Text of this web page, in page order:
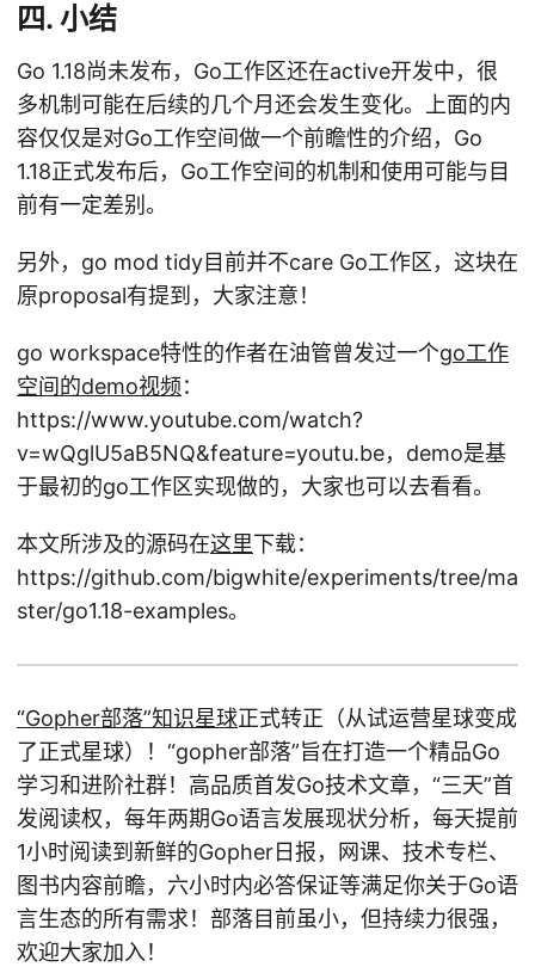
四. 小结
Go 1.18尚未发布，Go工作区还在active开发中，很
多机制可能在后续的几个月还会发生变化。上面的内
容仅仅是对Go工作空间做一个前瞻性的介绍，Go
1.18正式发布后，Go工作空间的机制和使用可能与目
前有一定差别。
另外，go mod tidy目前并不care Go工作区，这块在
原proposal有提到，大家注意！
go workspace特性的作者在油管曾发过一个go工作
空间的demo视频：
https://www.youtube.com/watch?
v=wQglU5aB5NQ&feature=youtu.be，demo是基
于最初的go工作区实现做的，大家也可以去看看。
本文所涉及的源码在这里下载：
https://github.com/bigwhite/experiments/tree/ma
ster/go1.18-examples。
“Gopher部落”知识星球正式转正（从试运营星球变成
了正式星球）！“gopher部落”旨在打造一个精品Go
学习和进阶社群！高品质首发Go技术文章，“三天”首
发阅读权，每年两期Go语言发展现状分析，每天提前
1小时阅读到新鲜的Gopher日报，网课、技术专栏、
图书内容前瞻，六小时内必答保证等满足你关于Go语
言生态的所有需求！部落目前虽小，但持续力很强，
欢迎大家加入！